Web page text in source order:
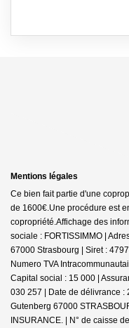
Mentions légales
Ce bien fait partie d'une
de 1600€.Une procédure est
copropriété.Affichage des
sociale : FORTISSIMMO |
67000 Strasbourg | Siret :
Numero TVA
Capital social : 15 000 |
030 257 | Date de délivrance :
Gutenberg 67000
INSURANCE. | N° de caisse